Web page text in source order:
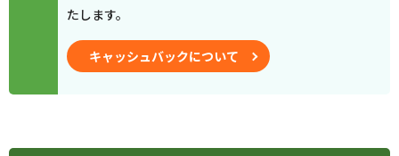
たします。
キャッシュバックについて